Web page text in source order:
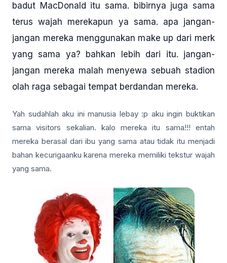
badut MacDonald itu sama. bibirnya juga sama
terus wajah merekapun ya sama. apa jangan-
jangan mereka menggunakan make up dari merk
yang sama ya? bahkan lebih dari itu. jangan-
jangan mereka malah menyewa sebuah stadion
olah raga sebagai tempat berdandan mereka.
Yah sudahlah aku ini manusia lebay :p aku ingin buktikan
sama visitors sekalian. kalo mereka itu sama!!! entah
mereka berasal dari ibu yang sama atau tidak itu menjadi
bahan kecurigaanku karena mereka memiliki tekstur wajah
yang sama.